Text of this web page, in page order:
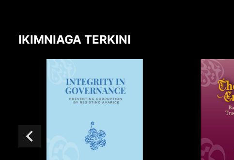
IKIMNIAGA TERKINI